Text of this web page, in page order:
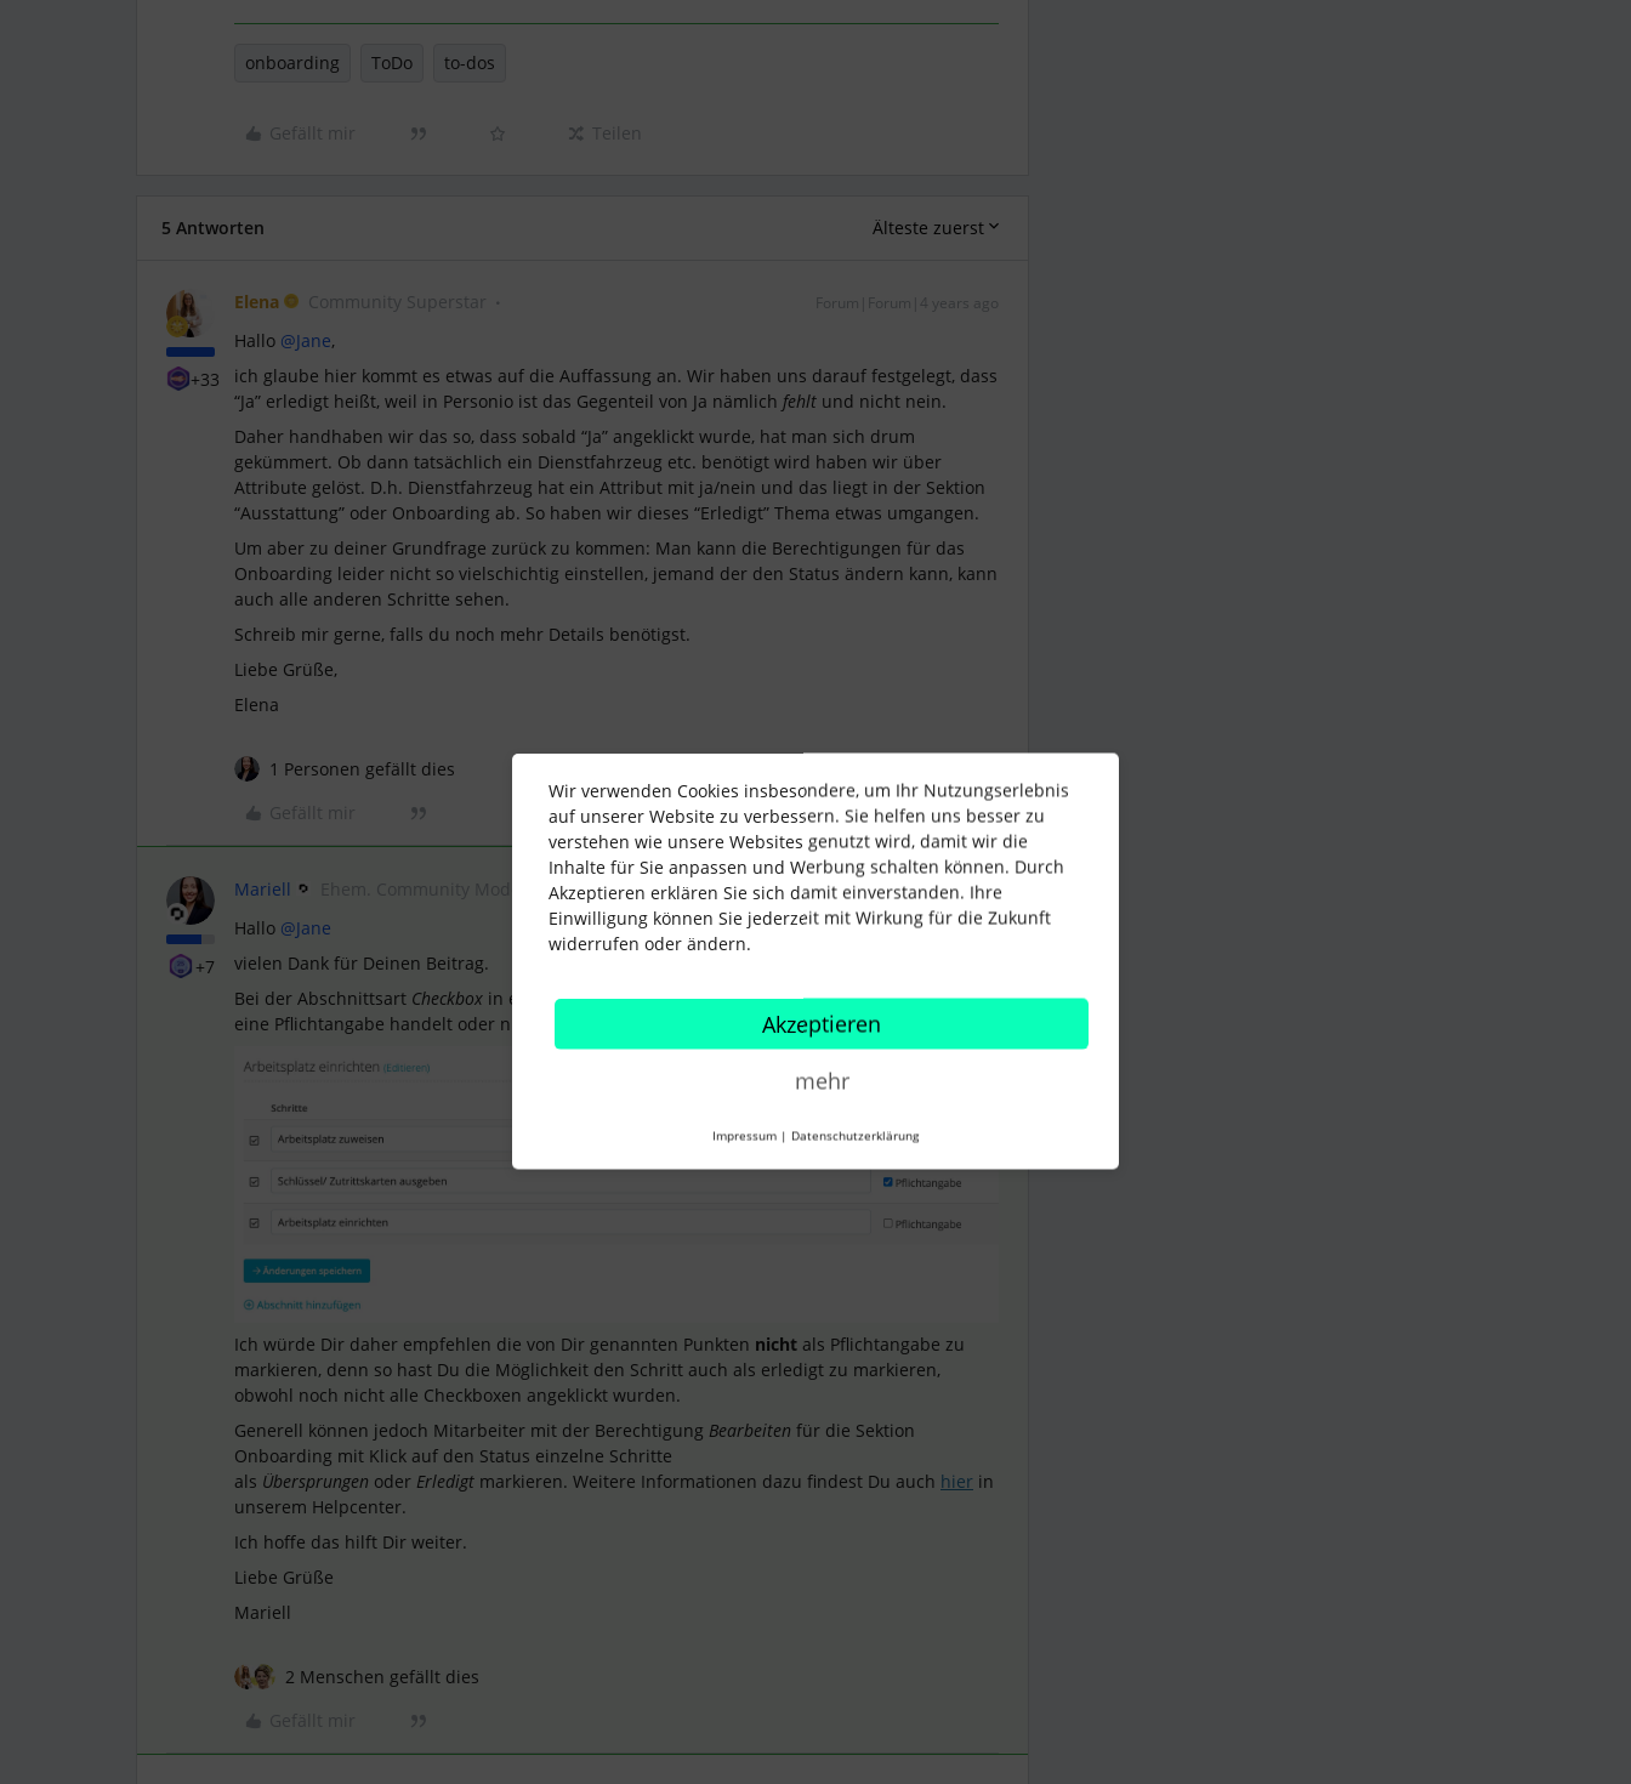
onboarding ToDo to-dos
Gefällt mir Teilen
5 Antworten Älteste zuerst
+33
Elena Community Superstar Forum|Forum|4 years ago
Hallo @Jane,
ich glaube hier kommt es etwas auf die Auffassung an. Wir haben uns darauf festgelegt, dass
“Ja” erledigt heißt, weil in Personio ist das Gegenteil von Ja nämlich fehlt und nicht nein.
Daher handhaben wir das so, dass sobald “Ja” angeklickt wurde, hat man sich drum
gekümmert. Ob dann tatsächlich ein Dienstfahrzeug etc. benötigt wird haben wir über
Attribute gelöst. D.h. Dienstfahrzeug hat ein Attribut mit ja/nein und das liegt in der Sektion
“Ausstattung” oder Onboarding ab. So haben wir dieses “Erledigt” Thema etwas umgangen.
Um aber zu deiner Grundfrage zurück zu kommen: Man kann die Berechtigungen für das
Onboarding leider nicht so vielschichtig einstellen, jemand der den Status ändern kann, kann
auch alle anderen Schritte sehen.
Schreib mir gerne, falls du noch mehr Details benötigst.
Liebe Grüße,
Elena
1 Personen gefällt dies
Gefällt mir
+7
Mariell Ehem. Community Moderatorin ANTWORT Forum|Forum|4 years ago
Hallo @Jane
vielen Dank für Deinen Beitrag.
Bei der Abschnittsart Checkbox in einem Onboarding-Schritt kannst Du wählen, ob es sich um
eine Pflichtangabe handelt oder nicht (siehe Screenshot).
Ich würde Dir daher empfehlen die von Dir genannten Punkten nicht als Pflichtangabe zu
markieren, denn so hast Du die Möglichkeit den Schritt auch als erledigt zu markieren,
obwohl noch nicht alle Checkboxen angeklickt wurden.
Generell können jedoch Mitarbeiter mit der Berechtigung Bearbeiten für die Sektion
Onboarding mit Klick auf den Status einzelne Schritte
als Übersprungen oder Erledigt markieren. Weitere Informationen dazu findest Du auch hier in
unserem Helpcenter.
Ich hoffe das hilft Dir weiter.
Liebe Grüße
Mariell
2 Menschen gefällt dies
Wir verwenden Cookies insbesondere, um Ihr Nutzungserlebnis
auf unserer Website zu verbessern. Sie helfen uns besser zu
verstehen wie unsere Websites genutzt wird, damit wir die
Inhalte für Sie anpassen und Werbung schalten können. Durch
Akzeptieren erklären Sie sich damit einverstanden. Ihre
Einwilligung können Sie jederzeit mit Wirkung für die Zukunft
widerrufen oder ändern.
Akzeptieren
mehr
Impressum | Datenschutzerklärung